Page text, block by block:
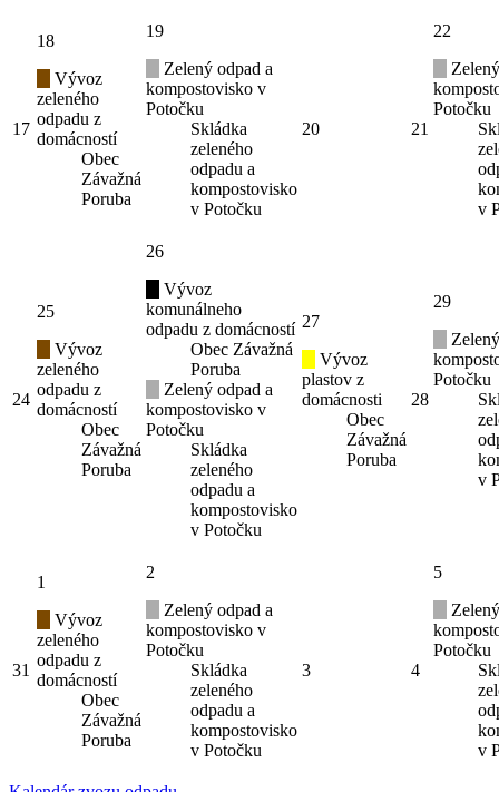
17
18
Vývoz
zeleného
odpadu z
domácností
Obec
Závažná
Poruba
19
Zelený odpad a
kompostovisko v
Potočku
Skládka
zeleného
odpadu a
kompostovisko
v Potočku
20 21
22
Potočku
v
24
25
Vývoz
zeleného
odpadu z
domácností
Obec
Závažná
Poruba
26
Vývoz
komunálneho
odpadu z domácností
Obec Závažná
Poruba
Zelený odpad a
kompostovisko v
Potočku
Skládka
zeleného
odpadu a
kompostovisko
v Potočku
27
Vývoz
plastov z
domácnosti
Obec
Závažná
Poruba
28
29
Potočku
v
31
1
Vývoz
zeleného
odpadu z
domácností
Obec
Závažná
Poruba
2
Zelený odpad a
kompostovisko v
Potočku
Skládka
zeleného
odpadu a
kompostovisko
v Potočku
3 4
5
Potočku
v